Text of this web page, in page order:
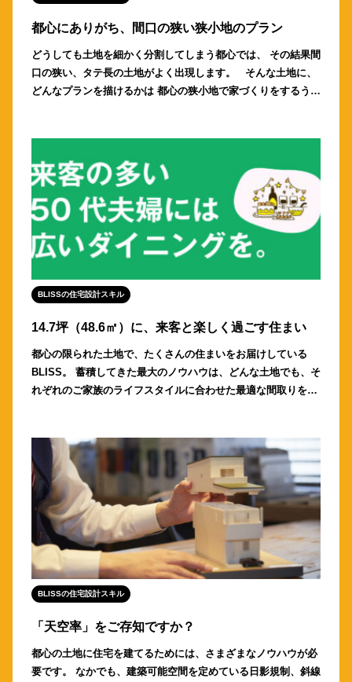
都心にありがち、間口の狭い狭小地のプラン
どうしても土地を細かく分割してしまう都心では、 その結果間
口の狭い、タテ長の土地がよく出現します。 そんな土地に、
どんなプランを描けるかは 都心の狭小地で家づくりをするうえ
BLISSの住宅設計スキル
14.7坪（48.6㎡）に、来客と楽しく過ごす住まい
都心の限られた土地で、たくさんの住まいをお届けしている
BLISS。 蓄積してきた最大のノウハウは、どんな土地でも、そ
れぞれのご家族のライフスタイルに合わせた最適な間取りをつ
BLISSの住宅設計スキル
「天空率」をご存知ですか？
都心の土地に住宅を建てるためには、さまざまなノウハウが必
要です。 なかでも、建築可能空間を定めている日影規制、斜線